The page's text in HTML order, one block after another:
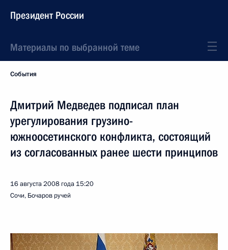
Президент России
Материалы по выбранной теме
События
Дмитрий Медведев подписал план
урегулирования грузино-
южноосетинского конфликта, состоящий
из согласованных ранее шести принципов
16 августа 2008 года 15:20
Сочи, Бочаров ручей